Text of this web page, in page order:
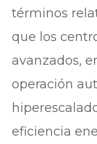
términos
que los
avanzados,
operación
eficiencia